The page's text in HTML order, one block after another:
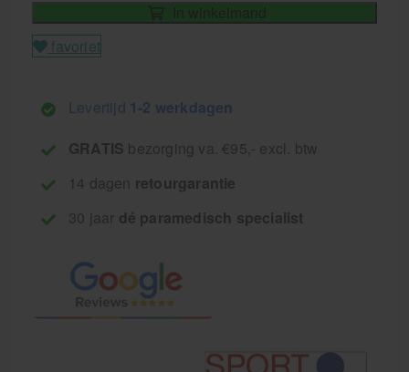
In winkelmand
favoriet
Levertijd 1-2 werkdagen
GRATIS bezorging va. €95,- excl. btw
14 dagen retourgarantie
30 jaar dé paramedisch specialist